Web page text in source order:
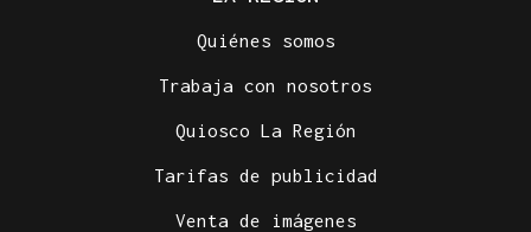
Quiénes somos
Trabaja con nosotros
Quiosco La Región
Tarifas de publicidad
Venta de imágenes